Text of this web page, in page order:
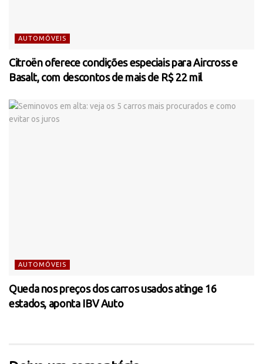
AUTOMÓVEIS
Citroën oferece condições especiais para Aircross e
Basalt, com descontos de mais de R$ 22 mil
AUTOMÓVEIS
Queda nos preços dos carros usados atinge 16
estados, aponta IBV Auto